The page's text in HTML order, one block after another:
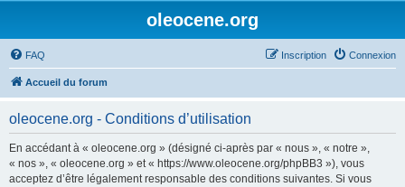
oleocene.org
FAQ Connexion
Inscription
Accueil du forum
oleocene.org - Conditions d’utilisation
En accédant à « oleocene.org » (désigné ci-après par « nous », « notre »,
« nos », « oleocene.org » et « https://www.oleocene.org/phpBB3 »), vous
acceptez d’être légalement responsable des conditions suivantes. Si vous